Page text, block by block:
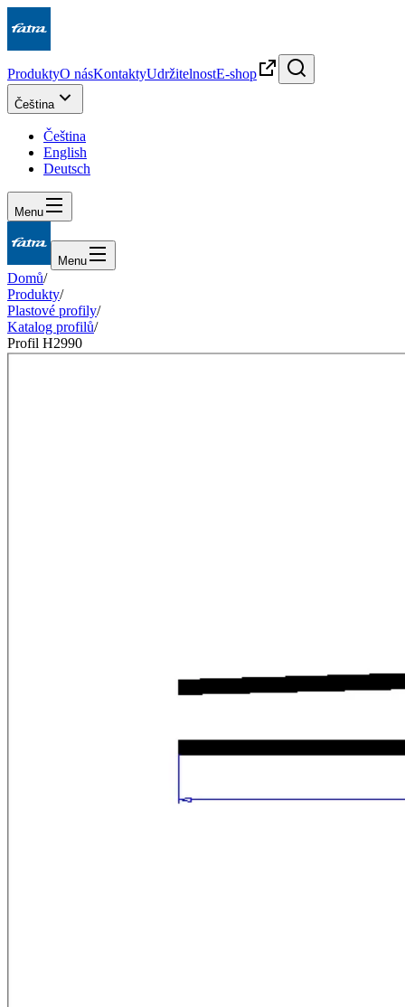
ProduktyO násKontaktyUdržitelnostE-shop
Čeština
Čeština
English
Deutsch
Menu
Menu
Domů/
Produkty/
Plastové profily/
Katalog profilů/
Profil H2990